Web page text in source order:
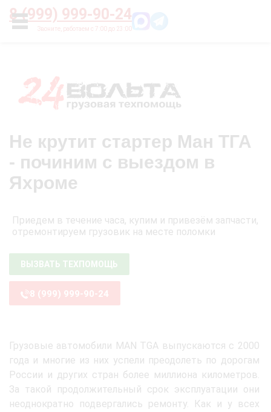
8 (999) 999-90-24
УСЛУГИ
Главная О нас Цены
Не крутит стартер Ман ТГА
- починим с выездом в
Яхроме
Приедем в течение часа, купим и привезём запчасти,
отремонтируем грузовик на месте поломки
ВЫЗВАТЬ ТЕХПОМОЩЬ
8 (999) 999-90-24
Грузовые автомобили MAN TGA выпускаются с 2000
года и многие из них успели преодолеть по дорогам
России и других стран более миллиона километров.
За такой продолжительный срок эксплуатации они
неоднократно подвергались ремонту. Как и у всех